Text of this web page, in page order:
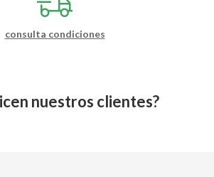
consulta condiciones
nuestros clientes?